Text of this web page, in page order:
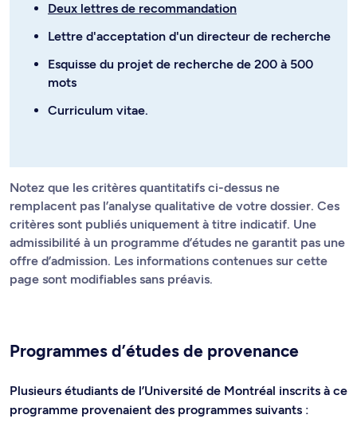
Deux lettres de recommandation
Lettre d'acceptation d'un directeur de recherche
Esquisse du projet de recherche de 200 à 500
mots
Curriculum vitae.
Notez que les critères quantitatifs ci-dessus ne
remplacent pas l’analyse qualitative de votre dossier. Ces
critères sont publiés uniquement à titre indicatif. Une
admissibilité à un programme d’études ne garantit pas une
offre d’admission. Les informations contenues sur cette
page sont modifiables sans préavis.
Programmes d’études de provenance
Plusieurs étudiants de l’Université de Montréal inscrits à ce
programme provenaient des programmes suivants :